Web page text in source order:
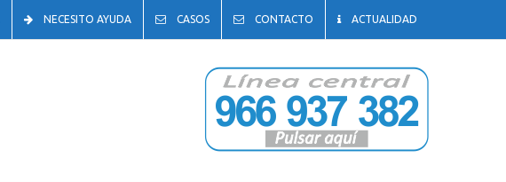
NECESITO AYUDA CASOS CONTACTO ACTUALIDAD